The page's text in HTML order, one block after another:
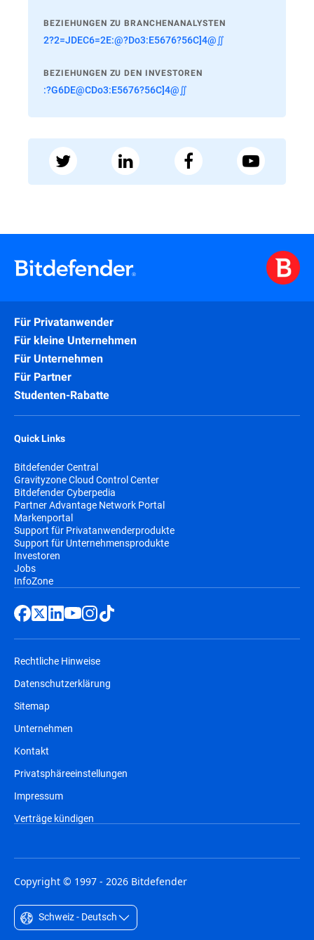
BEZIEHUNGEN ZU BRANCHENANALYSTEN
2?2=JDEC6=2E:@?Do3:E5676?56C]4@∬
BEZIEHUNGEN ZU DEN INVESTOREN
:?G6DE@CDo3:E5676?56C]4@∬
Für Privatanwender
Für kleine Unternehmen
Für Unternehmen
Für Partner
Studenten-Rabatte
Quick Links
Bitdefender Central
Gravityzone Cloud Control Center
Bitdefender Cyberpedia
Partner Advantage Network Portal
Markenportal
Support für Privatanwenderprodukte
Support für Unternehmensprodukte
Investoren
Jobs
InfoZone
Rechtliche Hinweise
Datenschutzerklärung
Sitemap
Unternehmen
Kontakt
Privatsphäreeinstellungen
Impressum
Verträge kündigen
Copyright © 1997 - 2026 Bitdefender
Schweiz - Deutsch